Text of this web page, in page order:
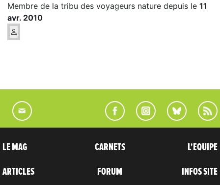
Membre de la tribu des voyageurs nature depuis le 11
avr. 2010
LE MAG
ARTICLES
CARNETS
FORUM
L'EQUIPE
INFOS SITE